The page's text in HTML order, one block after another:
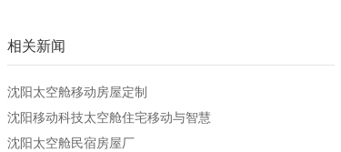
相关新闻
沈阳太空舱移动房屋定制
沈阳移动科技太空舱住宅移动与智慧
沈阳太空舱民宿房屋厂